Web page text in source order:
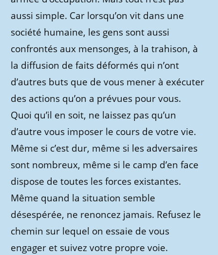
aussi simple. Car lorsqu’on vit dans une
société humaine, les gens sont aussi
confrontés aux mensonges, à la trahison, à
la diffusion de faits déformés qui n’ont
d’autres buts que de vous mener à exécuter
des actions qu’on a prévues pour vous.
Quoi qu’il en soit, ne laissez pas qu’un
d’autre vous imposer le cours de votre vie.
Même si c’est dur, même si les adversaires
sont nombreux, même si le camp d’en face
dispose de toutes les forces existantes.
Même quand la situation semble
désespérée, ne renoncez jamais. Refusez le
chemin sur lequel on essaie de vous
engager et suivez votre propre voie.